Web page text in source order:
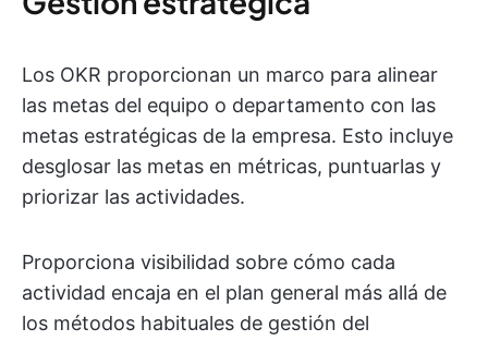
Los OKR proporcionan un marco para alinear
las metas del equipo o departamento con las
metas estratégicas de la empresa. Esto incluye
desglosar las metas en métricas, puntuarlas y
priorizar las actividades.
Proporciona visibilidad sobre cómo cada
actividad encaja en el plan general más allá de
los métodos habituales de gestión del